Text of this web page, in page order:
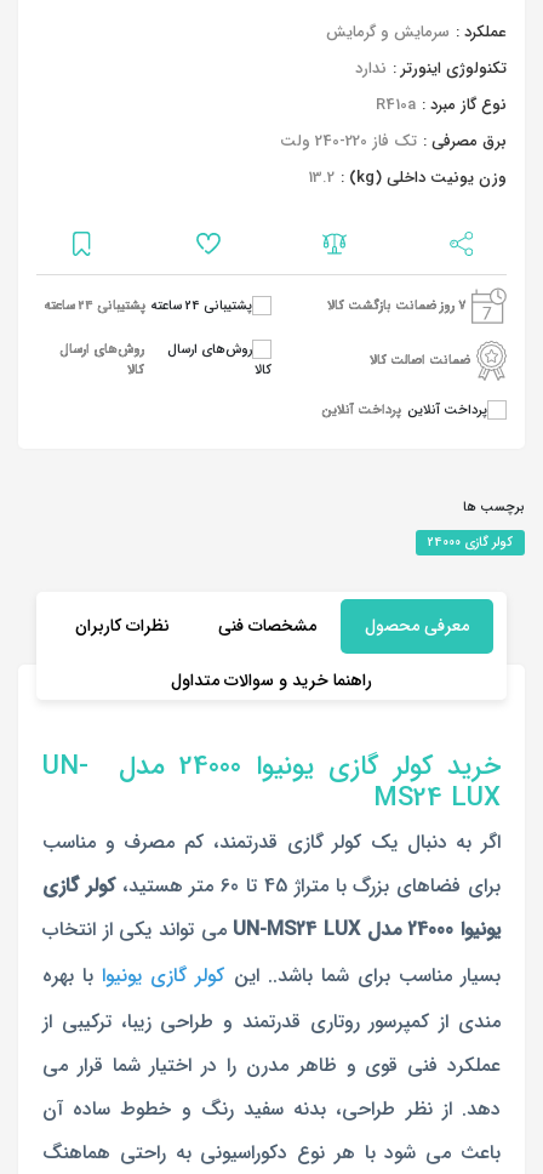
عملکرد : سرمایش و گرمایش
تکنولوژی اینورتر : ندارد
نوع گاز مبرد : R410a
برق مصرفی : تک فاز 220-240 ولت
وزن یونیت داخلی (kg) :
13.2
7 روز ضمانت بازگشت کالا پشتیبانی 24 ساعته
ضمانت اصالت کالا
روش‌های ارسال
کالا
پرداخت آنلاین
برچسب ها
کولر گازی 24000
معرفی محصول مشخصات فنی نظرات کاربران
راهنما خرید و سوالات متداول
خرید کولر گازی یونیوا 24000 مدل UN-
MS24 LUX
اگر به دنبال یک کولر گازی قدرتمند، کم مصرف و مناسب
برای فضاهای بزرگ با متراژ 45 تا 60 متر هستید،
کولر گازی
یونیوا 24000 مدل UN-MS24 LUX
می تواند یکی از انتخاب
بسیار مناسب برای شما باشد.. این کولر گازی یونیوابا بهره
مندی از کمپرسور روتاری قدرتمند و طراحی زیبا، ترکیبی از
عملکرد فنی قوی و ظاهر مدرن را در اختیار شما قرار می
دهد.از نظر طراحی، بدنه سفید رنگ و خطوط ساده آن
باعث می شود با هر نوع دکوراسیونی به راحتی هماهنگ